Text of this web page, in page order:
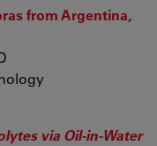
from Argentina,
via Oil-in-Water